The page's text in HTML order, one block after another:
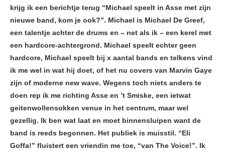
krijg ik een berichtje terug “Michael speelt in Asse met zijn
nieuwe band, kom je ook?”. Michael is Michael De Greef,
een talentje achter de drums en – net als ik – een kerel met
een hardcore-achtergrond. Michael speelt echter geen
hardcore, Michael speelt bij x aantal bands en telkens vind
ik me wel in wat hij doet, of het nu covers van Marvin Gaye
zijn of moderne new wave. Wegens toch niets anders te
doen rep ik me richting Asse en ’t Smiske, een ietwat
geitenwollensokken venue in het centrum, maar wel
gezellig. Ik ben wat laat en moet binnensluipen want de
band is reeds begonnen. Het publiek is muisstil. “Eli
Goffa!” fluistert een vriendin me toe, “van The Voice!”. Ik